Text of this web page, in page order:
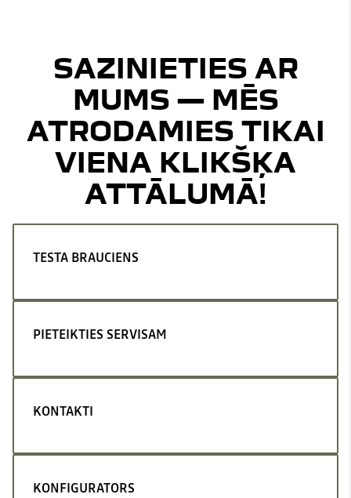
SAZINIETIES AR
MUMS — MĒS
ATRODAMIES TIKAI
VIENA KLIKŠĶA
ATTĀLUMĀ!
TESTA BRAUCIENS
PIETEIKTIES SERVISAM
KONTAKTI
KONFIGURATORS